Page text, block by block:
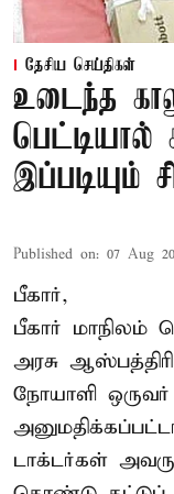
தேசிய செய்திகள்
உடைந்த
பெட்டியால்
இப்படியும்
Published on: 07 Aug
பீகார்,
பீகார் மாநிலம்
அரசு
நோயாளி
டாக்டர்கள்